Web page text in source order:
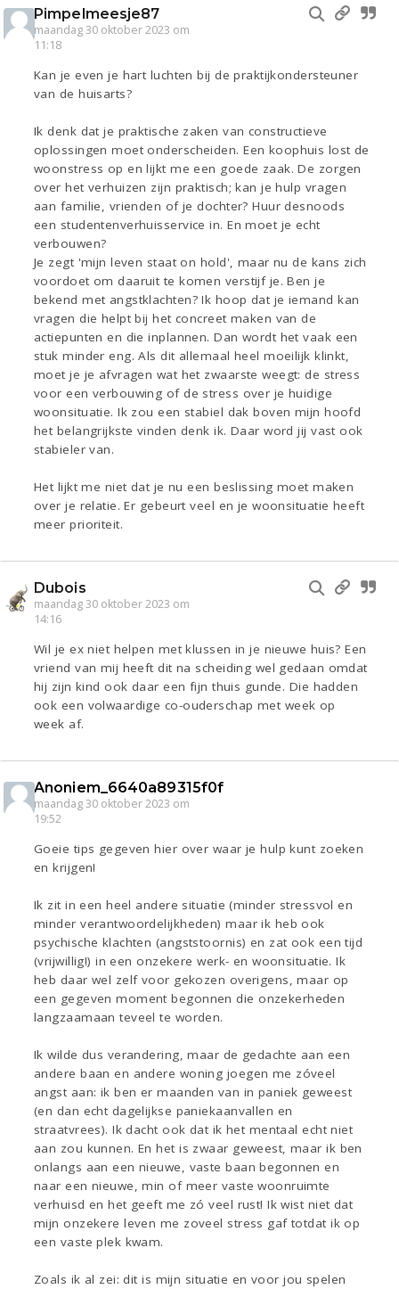
Pimpelmeesje87
maandag 30 oktober 2023 om
11:18
Kan je even je hart luchten bij de praktijkondersteuner
van de huisarts?
Ik denk dat je praktische zaken van constructieve
oplossingen moet onderscheiden. Een koophuis lost de
woonstress op en lijkt me een goede zaak. De zorgen
over het verhuizen zijn praktisch; kan je hulp vragen
aan familie, vrienden of je dochter? Huur desnoods
een studentenverhuisservice in. En moet je echt
verbouwen?
Je zegt 'mijn leven staat on hold', maar nu de kans zich
voordoet om daaruit te komen verstijf je. Ben je
bekend met angstklachten? Ik hoop dat je iemand kan
vragen die helpt bij het concreet maken van de
actiepunten en die inplannen. Dan wordt het vaak een
stuk minder eng. Als dit allemaal heel moeilijk klinkt,
moet je je afvragen wat het zwaarste weegt: de stress
voor een verbouwing of de stress over je huidige
woonsituatie. Ik zou een stabiel dak boven mijn hoofd
het belangrijkste vinden denk ik. Daar word jij vast ook
stabieler van.
Het lijkt me niet dat je nu een beslissing moet maken
over je relatie. Er gebeurt veel en je woonsituatie heeft
meer prioriteit.
Dubois
maandag 30 oktober 2023 om
14:16
Wil je ex niet helpen met klussen in je nieuwe huis? Een
vriend van mij heeft dit na scheiding wel gedaan omdat
hij zijn kind ook daar een fijn thuis gunde. Die hadden
ook een volwaardige co-ouderschap met week op
week af.
Anoniem_6640a89315f0f
maandag 30 oktober 2023 om
19:52
Goeie tips gegeven hier over waar je hulp kunt zoeken
en krijgen!
Ik zit in een heel andere situatie (minder stressvol en
minder verantwoordelijkheden) maar ik heb ook
psychische klachten (angststoornis) en zat ook een tijd
(vrijwillig!) in een onzekere werk- en woonsituatie. Ik
heb daar wel zelf voor gekozen overigens, maar op
een gegeven moment begonnen die onzekerheden
langzaamaan teveel te worden.
Ik wilde dus verandering, maar de gedachte aan een
andere baan en andere woning joegen me zóveel
angst aan: ik ben er maanden van in paniek geweest
(en dan echt dagelijkse paniekaanvallen en
straatvrees). Ik dacht ook dat ik het mentaal echt niet
aan zou kunnen. En het is zwaar geweest, maar ik ben
onlangs aan een nieuwe, vaste baan begonnen en
naar een nieuwe, min of meer vaste woonruimte
verhuisd en het geeft me zó veel rust! Ik wist niet dat
mijn onzekere leven me zoveel stress gaf totdat ik op
een vaste plek kwam.
Zoals ik al zei: dit is mijn situatie en voor jou spelen